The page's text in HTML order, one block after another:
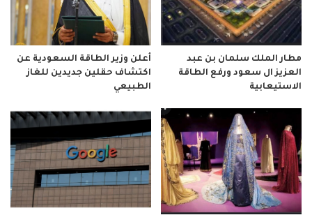
مطار الملك سلمان بن عبد
العزيز ال سعود ورفع الطاقة
الاستيعابية
أعلن وزير الطاقة السعودية عن
اكتشاف حقلين جديدين للغاز
الطبيعي